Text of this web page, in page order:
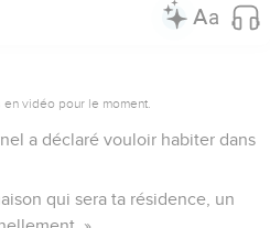
vidéo pour le moment.
a déclaré vouloir habiter dans
qui sera ta résidence, un